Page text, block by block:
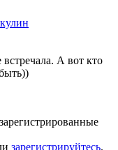
А вот кто
зарегистрируйтесь.